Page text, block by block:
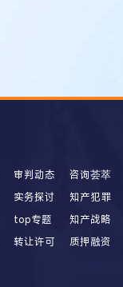
审判动态
咨询荟萃
实务探讨
知产犯罪
top专题
知产战略
转让许可
质押融资